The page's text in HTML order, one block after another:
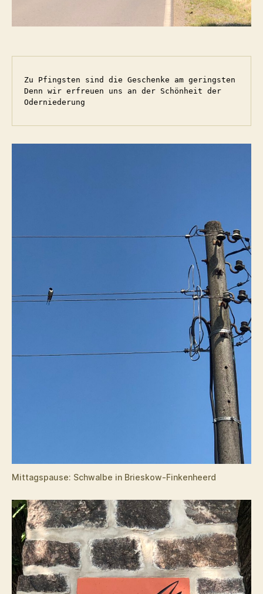
Zu Pfingsten sind die Geschenke am geringsten
Denn wir erfreuen uns an der Schönheit der
Oderniederung
Mittagspause: Schwalbe in Brieskow-Finkenheerd